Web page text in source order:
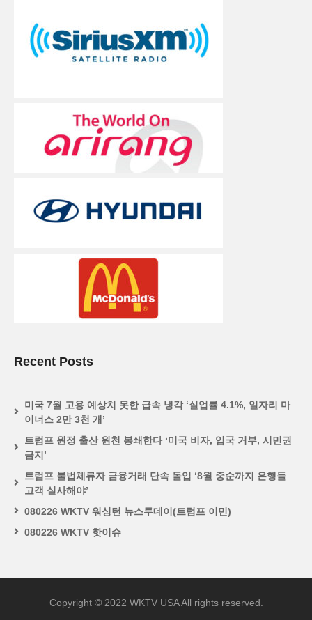
Recent Posts
미국 7월 고용 예상치 못한 급속 냉각 ‘실업률 4.1%, 일자리 마
이너스 2만 3천 개’
트럼프 원정 출산 원천 봉쇄한다 ‘미국 비자, 입국 거부, 시민권
금지’
트럼프 불법체류자 금융거래 단속 돌입 ‘8월 중순까지 은행들
고객 실사해야’
080226 WKTV 워싱턴 뉴스투데이(트럼프 이민)
080226 WKTV 핫이슈
Copyright © 2022 WKTV USA All rights reserved.